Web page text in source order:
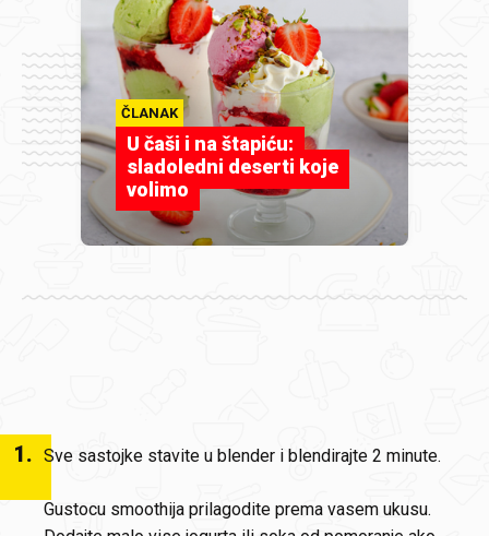
ČLANAK
U čaši i na štapiću:
sladoledni deserti koje
volimo
1. Sve sastojke stavite u blender i blendirajte 2 minute.
Gustocu smoothija prilagodite prema vasem ukusu.